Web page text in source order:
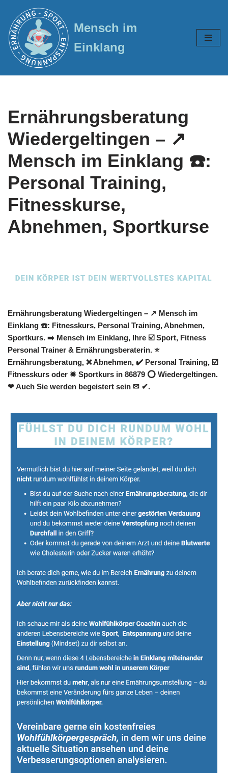
Zum
Inhalt
springen
Mensch im
Einklang
Ernährungsberatung
Wiedergeltingen – ↗️
Mensch im Einklang ☎️:
Personal Training,
Fitnesskurse,
Abnehmen, Sportkurse
Ernährungsberatung Wiedergeltingen – ↗️ Mensch im
Einklang ☎️: Fitnesskurs, Personal Training, Abnehmen,
Sportkurs. ➡️ Mensch im Einklang, Ihre ☑️ Sport, Fitness
Personal Trainer & Ernährungsberaterin. ⭐
Ernährungsberatung, ❌ Abnehmen, ✔️ Personal Training, ☑️
Fitnesskurs oder ✹ Sportkurs in 86879 ⭕ Wiedergeltingen.
❤ Auch Sie werden begeistert sein ✉ ✔.